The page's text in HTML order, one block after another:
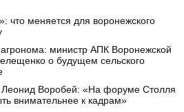
что меняется для воронежского
министр АПК Воронежской
о будущем сельского
Леонид Воробей: «На форуме Столля
внимательнее к кадрам»